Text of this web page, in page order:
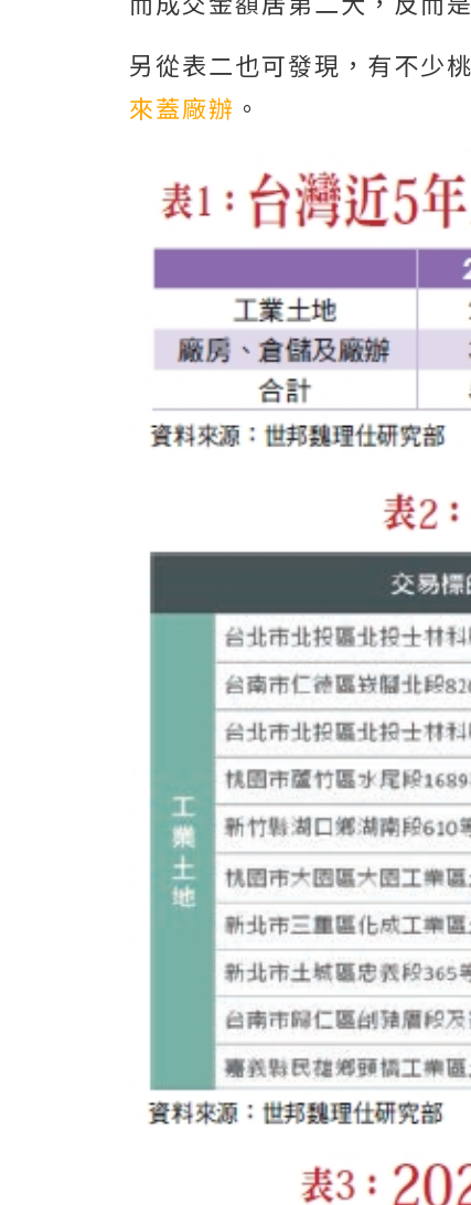
另從表二也可發現，有不少
來蓋廠辦 。